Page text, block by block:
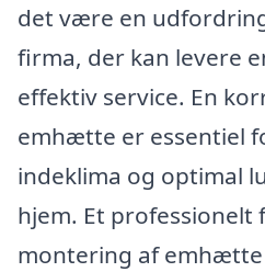
det være en
firma, der kan levere
effektiv service. En
emhætte er essentiel
indeklima og optimal
hjem. Et professionelt
montering af